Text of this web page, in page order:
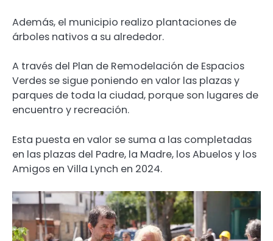
Además, el municipio realizo plantaciones de
árboles nativos a su alrededor.
A través del Plan de Remodelación de Espacios
Verdes se sigue poniendo en valor las plazas y
parques de toda la ciudad, porque son lugares de
encuentro y recreación.
Esta puesta en valor se suma a las completadas
en las plazas del Padre, la Madre, los Abuelos y los
Amigos en Villa Lynch en 2024.